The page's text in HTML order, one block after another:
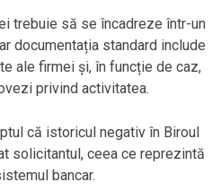
trebuie să se încadreze într-un
documentația standard include
ale firmei și, în funcție de caz,
privind activitatea.
că istoricul negativ în Biroul
solicitantul, ceea ce reprezintă
bancar.